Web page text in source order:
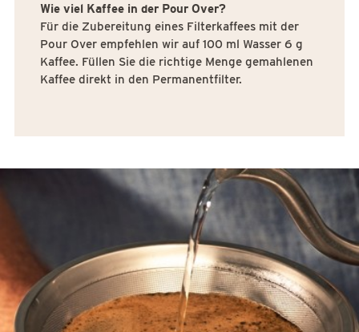
Wie viel Kaffee in der Pour Over?
Für die Zubereitung eines Filterkaffees mit der
Pour Over empfehlen wir auf 100 ml Wasser 6 g
Kaffee. Füllen Sie die richtige Menge gemahlenen
Kaffee direkt in den Permanentfilter.